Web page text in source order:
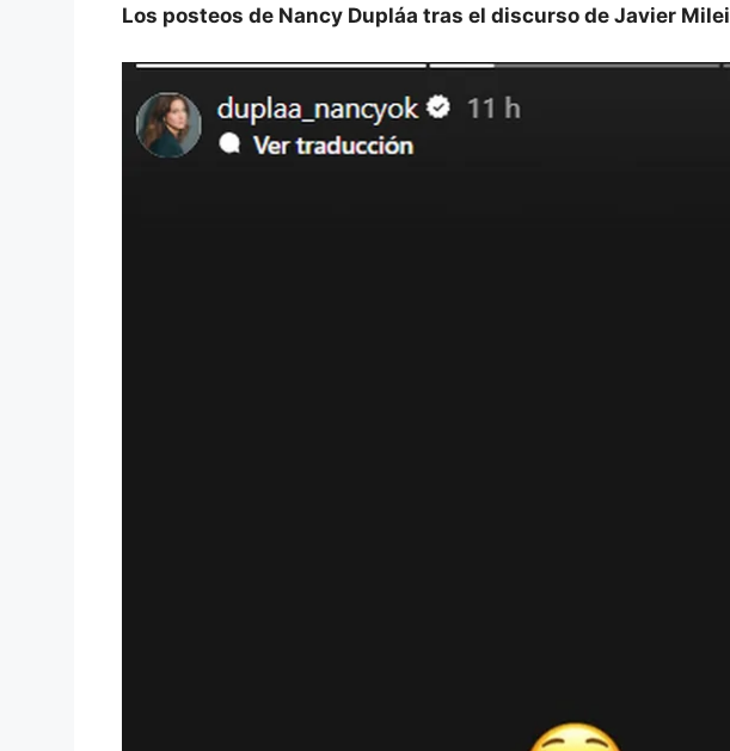
Los posteos de Nancy Dupláa tras el discurso de Javier Milei